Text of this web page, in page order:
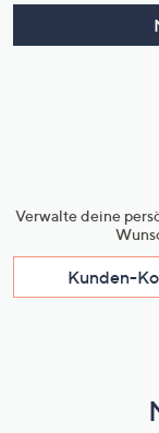
Verwalte deine
Kunden-